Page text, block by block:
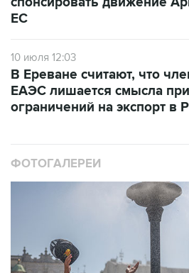
ЕАЭС лишается смысла при
ограничений на экспорт в